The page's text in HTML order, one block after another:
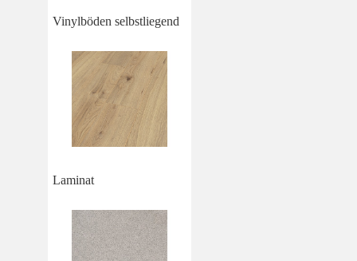
Vinylböden selbstliegend
Laminat